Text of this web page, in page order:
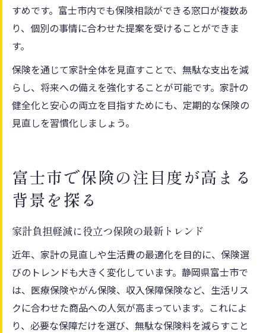
すめです。富士市内でも保険相談ができる窓口が複数あ
り、個別の事情に合わせた提案を受けることができま
す。
保険を通じて家計全体を見直すことで、無駄な支出を減
らし、将来への備えを強化することが可能です。家計の
健全化と安心の両立を目指すためにも、定期的な保険の
見直しを習慣化しましょう。
富士市で保険の注目度が高まる
背景を探る
家計負担軽減に役立つ保険の最新トレンド
近年、家計の見直しや生活費の最適化を目的に、保険選
びのトレンドも大きく変化しています。静岡県富士市で
は、医療保険やがん保険、収入保障保険など、生活リス
クに合わせた商品への人気が高まっています。これによ
り、必要な保障だけを選び、無駄な保険料を減らすこと